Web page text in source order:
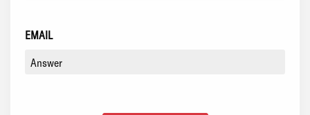
EMAIL